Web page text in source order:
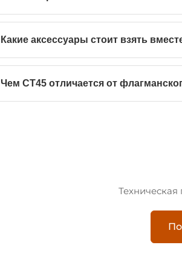
Какие аксессуары стоит взять
Чем CT45 отличается от